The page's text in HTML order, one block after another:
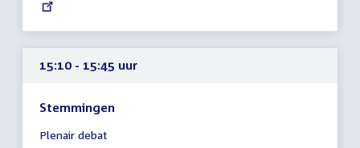
uur
15:10 - 15:45 uur
Stemmingen
vergadering
Plenair debat